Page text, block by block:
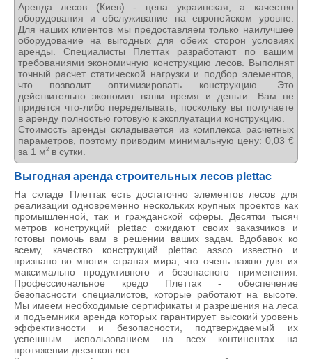
Аренда лесов (Киев) - цена украинская, а качество
оборудования и обслуживание на европейском уровне.
Для наших клиентов мы предоставляем только наилучшее
оборудование на выгодных для обеих сторон условиях
аренды. Специалисты Плеттак разработают по вашим
требованиями экономичную конструкцию лесов. Выполнят
точный расчет статической нагрузки и подбор элементов,
что позволит оптимизировать конструкцию. Это
действительно экономит ваши время и деньги. Вам не
придется что-либо переделывать, поскольку вы получаете
в аренду полностью готовую к эксплуатации конструкцию.
Стоимость аренды складывается из комплекса расчетных
параметров, поэтому приводим минимальную цену: 0,03 €
за 1 м2в сутки.
Выгодная аренда строительных лесов plettac
На складе Плеттак есть достаточно элементов лесов для
реализации одновременно нескольких крупных проектов как
промышленной, так и гражданской сферы. Десятки тысяч
метров конструкций plettac ожидают своих заказчиков и
готовы помочь вам в решении ваших задач. Вдобавок ко
всему, качество конструкций plettac assco известно и
признано во многих странах мира, что очень важно для их
максимально продуктивного и безопасного применения.
Профессиональное кредо Плеттак - обеспечение
безопасности специалистов, которые работают на высоте.
Мы имеем необходимые сертификаты и разрешения на леса
и подъемники аренда которых гарантирует высокий уровень
эффективности и безопасности, подтверждаемый их
успешным использованием на всех континентах на
протяжении десятков лет.